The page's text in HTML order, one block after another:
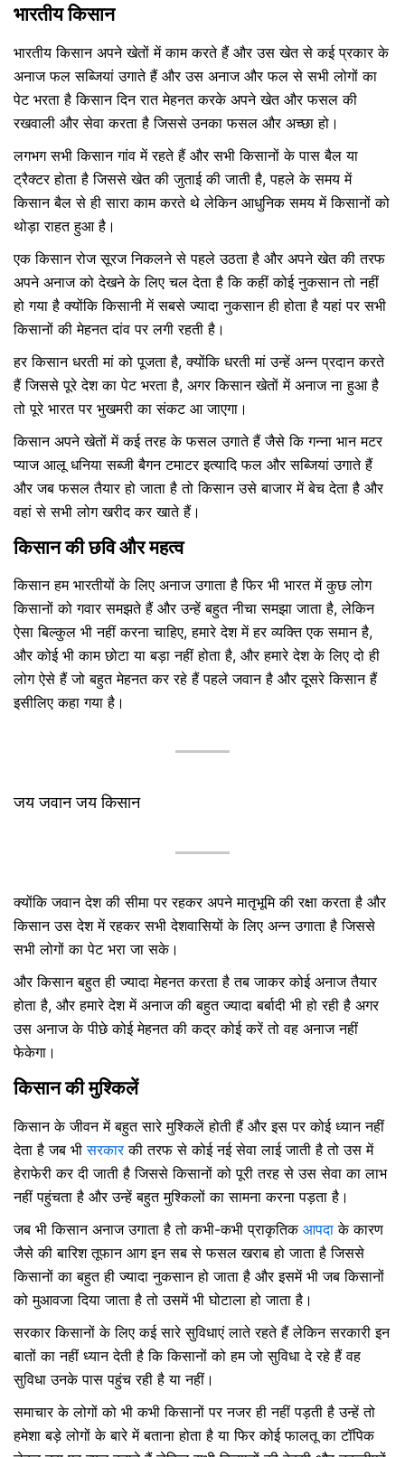
भारतीय किसान
भारतीय किसान अपने खेतों में काम करते हैं और उस खेत से कई प्रकार के
अनाज फल सब्जियां उगाते हैं और उस अनाज और फल से सभी लोगों का
पेट भरता है किसान दिन रात मेहनत करके अपने खेत और फसल की
रखवाली और सेवा करता है जिससे उनका फसल और अच्छा हो।
लगभग सभी किसान गांव में रहते हैं और सभी किसानों के पास बैल या
ट्रैक्टर होता है जिससे खेत की जुताई की जाती है, पहले के समय में
किसान बैल से ही सारा काम करते थे लेकिन आधुनिक समय में किसानों को
थोड़ा राहत हुआ है।
एक किसान रोज सूरज निकलने से पहले उठता है और अपने खेत की तरफ
अपने अनाज को देखने के लिए चल देता है कि कहीं कोई नुकसान तो नहीं
हो गया है क्योंकि किसानी में सबसे ज्यादा नुकसान ही होता है यहां पर सभी
किसानों की मेहनत दांव पर लगी रहती है।
हर किसान धरती मां को पूजता है, क्योंकि धरती मां उन्हें अन्न प्रदान करते
हैं जिससे पूरे देश का पेट भरता है, अगर किसान खेतों में अनाज ना हुआ है
तो पूरे भारत पर भुखमरी का संकट आ जाएगा।
किसान अपने खेतों में कई तरह के फसल उगाते हैं जैसे कि गन्ना भान मटर
प्याज आलू धनिया सब्जी बैगन टमाटर इत्यादि फल और सब्जियां उगाते हैं
और जब फसल तैयार हो जाता है तो किसान उसे बाजार में बेच देता है और
वहां से सभी लोग खरीद कर खाते हैं।
किसान की छवि और महत्व
किसान हम भारतीयों के लिए अनाज उगाता है फिर भी भारत में कुछ लोग
किसानों को गवार समझते हैं और उन्हें बहुत नीचा समझा जाता है, लेकिन
ऐसा बिल्कुल भी नहीं करना चाहिए, हमारे देश में हर व्यक्ति एक समान है,
और कोई भी काम छोटा या बड़ा नहीं होता है, और हमारे देश के लिए दो ही
लोग ऐसे हैं जो बहुत मेहनत कर रहे हैं पहले जवान है और दूसरे किसान हैं
इसीलिए कहा गया है।
जय जवान जय किसान
क्योंकि जवान देश की सीमा पर रहकर अपने मातृभूमि की रक्षा करता है और
किसान उस देश में रहकर सभी देशवासियों के लिए अन्न उगाता है जिससे
सभी लोगों का पेट भरा जा सके।
और किसान बहुत ही ज्यादा मेहनत करता है तब जाकर कोई अनाज तैयार
होता है, और हमारे देश में अनाज की बहुत ज्यादा बर्बादी भी हो रही है अगर
उस अनाज के पीछे कोई मेहनत की कद्र कोई करें तो वह अनाज नहीं
फेकेगा।
किसान की मुश्किलें
किसान के जीवन में बहुत सारे मुश्किलें होती हैं और इस पर कोई ध्यान नहीं
देता है जब भीसरकारकी तरफ से कोई नई सेवा लाई जाती है तो उस में
हेराफेरी कर दी जाती है जिससे किसानों को पूरी तरह से उस सेवा का लाभ
नहीं पहुंचता है और उन्हें बहुत मुश्किलों का सामना करना पड़ता है।
जब भी किसान अनाज उगाता है तो कभी-कभी प्राकृतिक आपदा के कारण
जैसे की बारिश तूफान आग इन सब से फसल खराब हो जाता है जिससे
किसानों का बहुत ही ज्यादा नुकसान हो जाता है और इसमें भी जब किसानों
को मुआवजा दिया जाता है तो उसमें भी घोटाला हो जाता है।
सरकार किसानों के लिए कई सारे सुविधाएं लाते रहते हैं लेकिन सरकारी इन
बातों का नहीं ध्यान देती है कि किसानों को हम जो सुविधा दे रहे हैं वह
सुविधा उनके पास पहुंच रही है या नहीं।
समाचार के लोगों को भी कभी किसानों पर नजर ही नहीं पड़ती है उन्हें तो
हमेशा बड़े लोगों के बारे में बताना होता है या फिर कोई फालतू का टॉपिक